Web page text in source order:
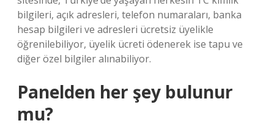
bilgileri, açık adresleri, telefon numaraları, banka
hesap bilgileri ve adresleri ücretsiz üyelikle
öğrenilebiliyor, üyelik ücreti ödenerek ise tapu ve
diğer özel bilgiler alınabiliyor.
Panelden her şey bulunur
mu?